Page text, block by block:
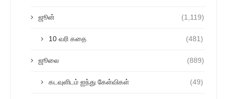
ஜூன் (1,119)
10 வரி கதை (481)
ஜூலை (889)
கடவுளிடம் ஐந்து கேள்விகள் (49)